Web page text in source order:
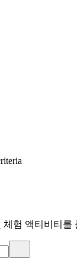
험 액티비티를